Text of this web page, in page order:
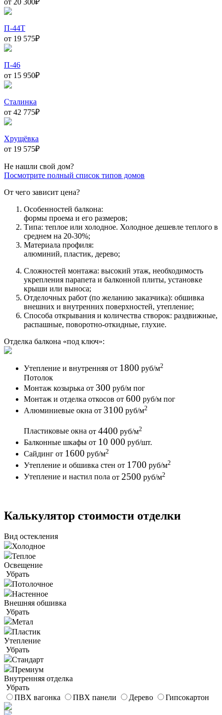
П-44Т
от 19 575₽
П-46
от 15 950₽
Сталинка
от 42 775₽
Хрущёвка
от 19 575₽
Не нашли свой дом?
Посмотрите полный список типов домов
От чего зависит цена?
Особенностей балкона:
формы проема и его размеров;
Типа: теплое или холодное. Холодное дешевле теплого в
среднем на 20-30%;
Материала профиля:
алюминий, пластик, дерево;
Сложностей монтажа: высокий этаж, необходимость
укрепления парапета и балконной плиты, установке
крыши или выноса;
Отделочных работ (по желанию заказчика): обшивка
внешних и внутренних поверхностей, утепление;
Способа открывания и количества створок: раздвижные,
распашные, поворотно-откидные, глухие.
Отделка балкона «под ключ»:
Утепление и внутренняя от 1800 руб/м2
Потолок
Монтаж козырька от 300 руб/м пог
Монтаж и отделка откосов от 600 руб/м пог
Алюминиевые окна от 3100 руб/м2
Пластиковые окна от 4400 руб/м2
Балконные шкафы от 10 000 руб/шт.
Сайдинг от 1600 руб/м2
Утепление и обшивка стен от 1700 руб/м2
Утепление и настил пола от 2500 руб/м2
Калькулятор стоимости отделки
Вид остекления
Холодное
Теплое
Освещение
Убрать
Потолочное
Настенное
Внешняя обшивка
Убрать
Метал
Пластик
Утепление
Убрать
Стандарт
Премиум
Внутренняя отделка
Убрать
ПВХ вагонка
ПВХ панели Дерево Гипсокартон